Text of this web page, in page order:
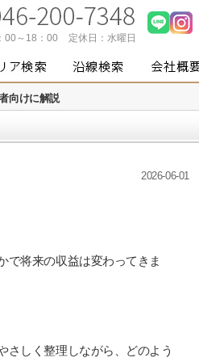
00～18：00 定休日： 水曜日
向けに解説
2026-06-01
で将来の収益は変わってきま
さしく整理しながら、どのよう